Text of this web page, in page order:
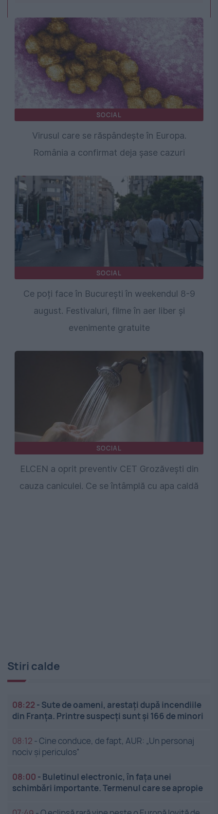
SOCIAL
Virusul care se răspândește în Europa.
România a confirmat deja șase cazuri
SOCIAL
Ce poți face în București în weekendul 8-9
august. Festivaluri, filme în aer liber și
evenimente gratuite
SOCIAL
ELCEN a oprit preventiv CET Grozăveşti din
cauza caniculei. Ce se întâmplă cu apa caldă
Stiri calde
08:22 - Sute de oameni, arestați după incendiile
din Franța. Printre suspecți sunt și 166 de minori
08:12 -Cine conduce, de fapt, AUR: „Un personaj
nociv și periculos”
08:00 - Buletinul electronic, în fața unei
schimbări importante. Termenul care se apropie